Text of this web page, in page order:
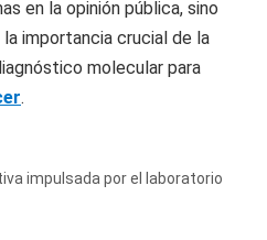
en la opinión pública, sino
importancia crucial de la
molecular para
.
impulsada por el laboratorio